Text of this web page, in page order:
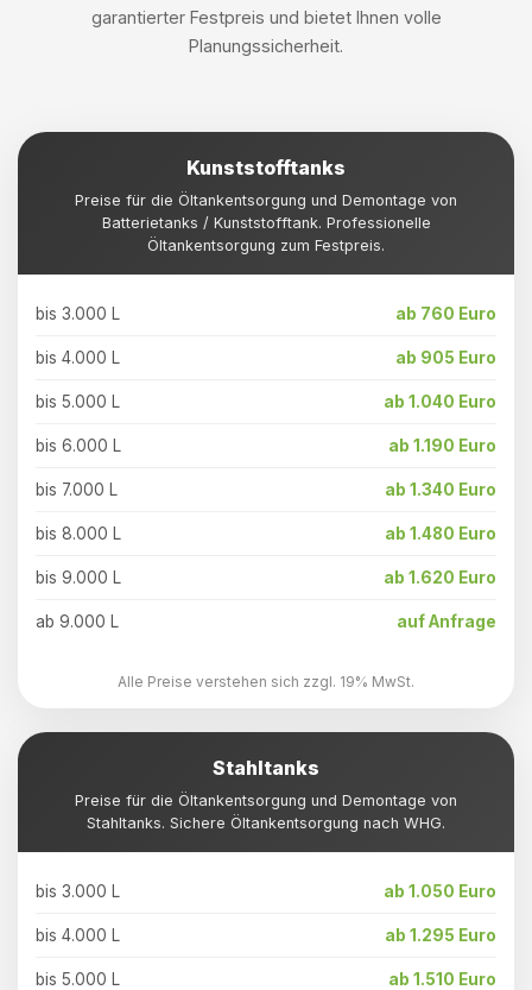
garantierter Festpreis und bietet Ihnen volle
Planungssicherheit.
Kunststofftanks
Preise für die Öltankentsorgung und Demontage von
Batterietanks / Kunststofftank. Professionelle
Öltankentsorgung zum Festpreis.
bis 3.000 L ab 760 Euro
bis 4.000 L ab 905 Euro
bis 5.000 L ab 1.040 Euro
bis 6.000 L ab 1.190 Euro
bis 7.000 L ab 1.340 Euro
bis 8.000 L ab 1.480 Euro
bis 9.000 L ab 1.620 Euro
ab 9.000 L auf Anfrage
Alle Preise verstehen sich zzgl. 19% MwSt.
Stahltanks
Preise für die Öltankentsorgung und Demontage von
Stahltanks. Sichere Öltankentsorgung nach WHG.
bis 3.000 L ab 1.050 Euro
bis 4.000 L ab 1.295 Euro
bis 5.000 L ab 1.510 Euro